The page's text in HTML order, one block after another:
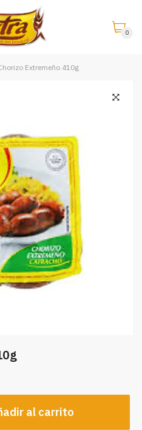
0
Extremeño 410g
al carrito